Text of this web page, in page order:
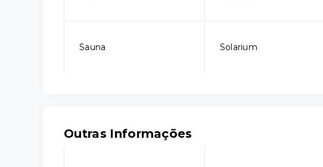
Sauna Solarium
Outras Informações